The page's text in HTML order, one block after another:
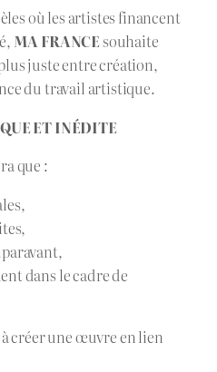
où les artistes financent
MA FRANCEsouhaite
juste entre création,
du travail artistique.
ET INÉDITE
que :
dans le cadre de
créer une œuvre en lien